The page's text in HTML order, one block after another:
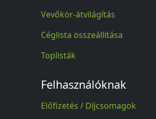
Vevőkör-átvilágítás
Céglista összeállítása
Toplisták
Felhasználóknak
Előfizetés / Díjcsomagok